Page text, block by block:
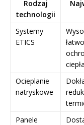
Rodzaj
technologii
Systemy
ETICS
ciepła
Ocieplanie
natryskowe
Panele